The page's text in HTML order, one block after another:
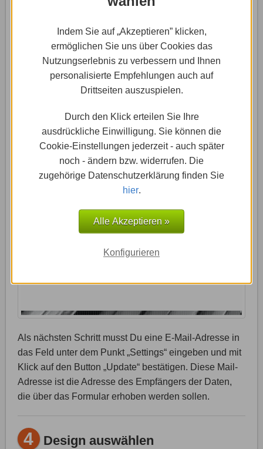
Indem Sie auf „Akzeptieren” klicken,
ermöglichen Sie uns über Cookies das
Nutzungserlebnis zu verbessern und Ihnen
personalisierte Empfehlungen auch auf
Drittseiten auszuspielen.
Durch den Klick erteilen Sie Ihre
ausdrückliche Einwilligung. Sie können die
Cookie-Einstellungen jederzeit - auch später
noch - ändern bzw. widerrufen. Die
zugehörige Datenschutzerklärung finden Sie
hier.
Alle Akzeptieren »
Konfigurieren
Form“. Es öffnet sich ein neues Fenster, wo Du Dich
registrieren musst. Bei 123 Form Builder kannst Du
mit einer leeren Vorlage beginnen und Dein
individuelles Formular mit eigenen Feldern und
Grafiken erstellen.
Empfänger E-Mail angeben
Als nächsten Schritt musst Du eine E-Mail-Adresse in
das Feld unter dem Punkt „Settings“ eingeben und mit
Klick auf den Button „Update“ bestätigen. Diese Mail-
Adresse ist die Adresse des Empfängers der Daten,
die über das Formular erhoben werden sollen.
4 Design auswählen